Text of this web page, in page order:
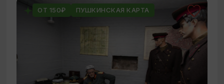
ОТ 150₽ ПУШКИНСКАЯ КАРТА